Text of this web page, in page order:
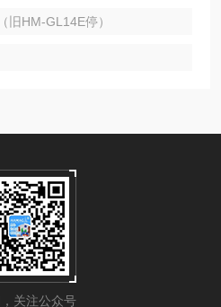
螺旋盖带PTFE/丁基橡胶垫片
旧HM-GL14E停）
关注公众号